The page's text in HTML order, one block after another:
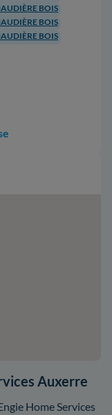
BOIS
BOIS
BOIS
Auxerre
Home Services